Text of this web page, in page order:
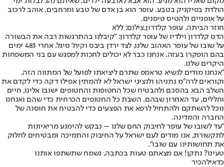
הולדת בפיקניק בטבע. עופר הוא בן אדם של טבע ומרחבים, אוהב לרכוב
על אופניים ולהטיס טיסנים.
חוזר הביתה. עופר קלדרון,צילום: ללא
הדס קלדרון וילדיו של עופר קלדרון: "קיבלנו בהתרגשות רבה את הבשורה
על שובו של עופר האהוב שלנו, לצד ירדן ביבס וקית' סיגל. אחרי 483 ימים
בהם הופקרו בעזה, אנחנו כבר לא יכולים לחכות למפגש עם בני המשפחות
היקרים שלנו.
"אנחנו מודים לנשיא טראמפ שתרם ליציאתו לפועל של המתווה הזה,
וקוראים לרה"מ נתניהו ולנציגי ישראל לא להמתין אפילו דקה כדי לקדם את
השלב הבא בהסכם ולהבטיח שכל החטופות והחטופים ישובו אלינו, חיים
וחללים, עד האחרון שבהם. השבת כל החטופים הכרחית כדי שהם ואנחנו
נוכל להשתקם ולהתחיל לרפא את הפצעים כדי להבטיח את חוסנה של
החברה והמדינה.
"עד לשובו של עופר לחיבוק החם שלנו – נבקש להימנע מריאיונות
לתקשורת, אנו מודים לעם ישראל על החיבוק והתמיכה ומבטיחים לחלוק
את תחושותינו עם שובו".
טעינו? נתקן! אם מצאתם טעות בכתבה, נשמח שתשתפו אותנו
כדאילהכיר